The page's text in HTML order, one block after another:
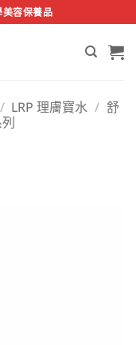
容保養品
/ LRP 理膚寶水 / 舒